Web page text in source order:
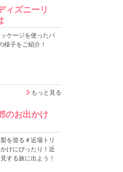
ィズニーリ
ケージを使ったパ
様子をご紹介！
もっと見る
のお出かけ
を巡る＃近場トリ
けにぴったり！近
する旅に出よう！